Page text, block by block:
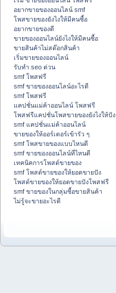
อยากขายของออนไลน์ smf
โพสขายของยังไงให้มีคนซื้อ
อยากขายของดี
ขายของออนไลน์ยังไงให้มีคนซื้อ
ขายสินค้าไม่สต๊อกสินค้า
เริ่มขายของออนไลน์
รับทำ seo ด่วน
smf โพสฟรี
smf ขายของออนไลน์อะไรดี
smf โพสฟรี
แคปชั่นแม่ค้าออนไลน์ โพสฟรี
โพสฟรีแคปชั่นโพสขายของยังไงให้ปัง
smf แคปชั่นแม่ค้าออนไลน์
ขายของให้ออร์เดอร์เข้ารัว ๆ
smf โพสขายของแบบไหนดี
smf ขายของออนไลน์ที่ไหนดี
เทคนิคการโพสต์ขายของ
smf โพสต์ขายของให้ยอดขายปัง
โพสต์ขายของให้ยอดขายปังโพสฟรี
smf ขายของในกลุ่มซื้อขายสินค้า
ไม่รู้จะขายอะไรดี